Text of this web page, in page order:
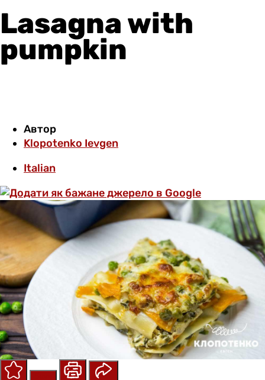
Lasagna with
pumpkin
Автор
Klopotenko Ievgen
Italian